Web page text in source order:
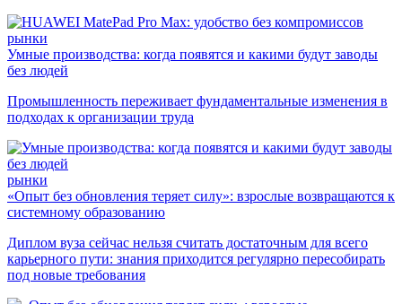
рынки
Умные производства: когда появятся и какими будут заводы
без людей
Промышленность переживает фундаментальные изменения в
подходах к организации труда
рынки
«Опыт без обновления теряет силу»: взрослые возвращаются к
системному образованию
Диплом вуза сейчас нельзя считать достаточным для всего
карьерного пути: знания приходится регулярно пересобирать
под новые требования